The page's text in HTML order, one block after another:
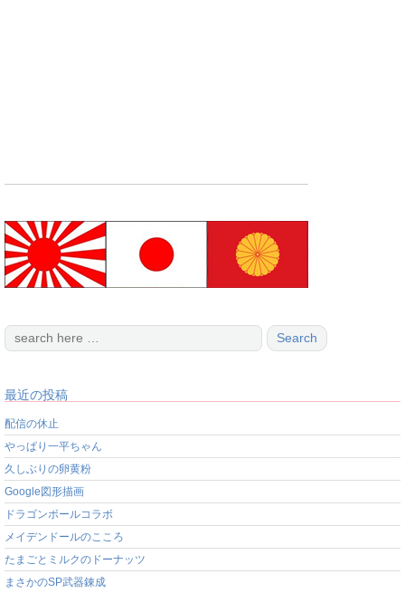
最近の投稿
配信の休止
やっぱり一平ちゃん
久しぶりの卵黄粉
Google図形描画
ドラゴンボールコラボ
メイデンドールのこころ
たまごとミルクのドーナッツ
まさかのSP武器錬成